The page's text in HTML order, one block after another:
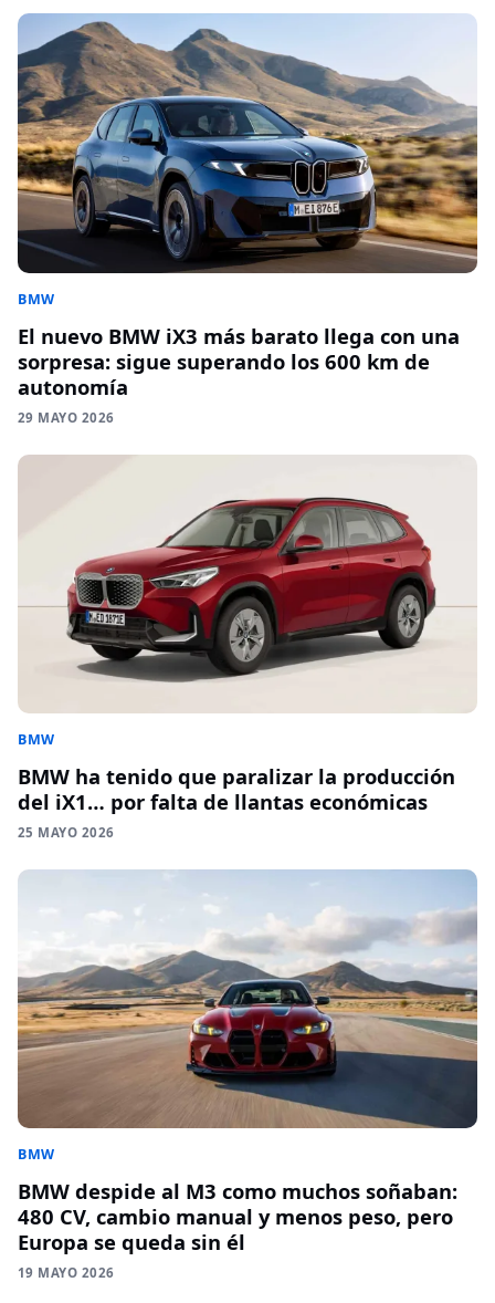
BMW
El nuevo BMW iX3 más barato llega con una
sorpresa: sigue superando los 600 km de
autonomía
29 MAYO 2026
BMW
BMW ha tenido que paralizar la producción
del iX1… por falta de llantas económicas
25 MAYO 2026
BMW
BMW despide al M3 como muchos soñaban:
480 CV, cambio manual y menos peso, pero
Europa se queda sin él
19 MAYO 2026